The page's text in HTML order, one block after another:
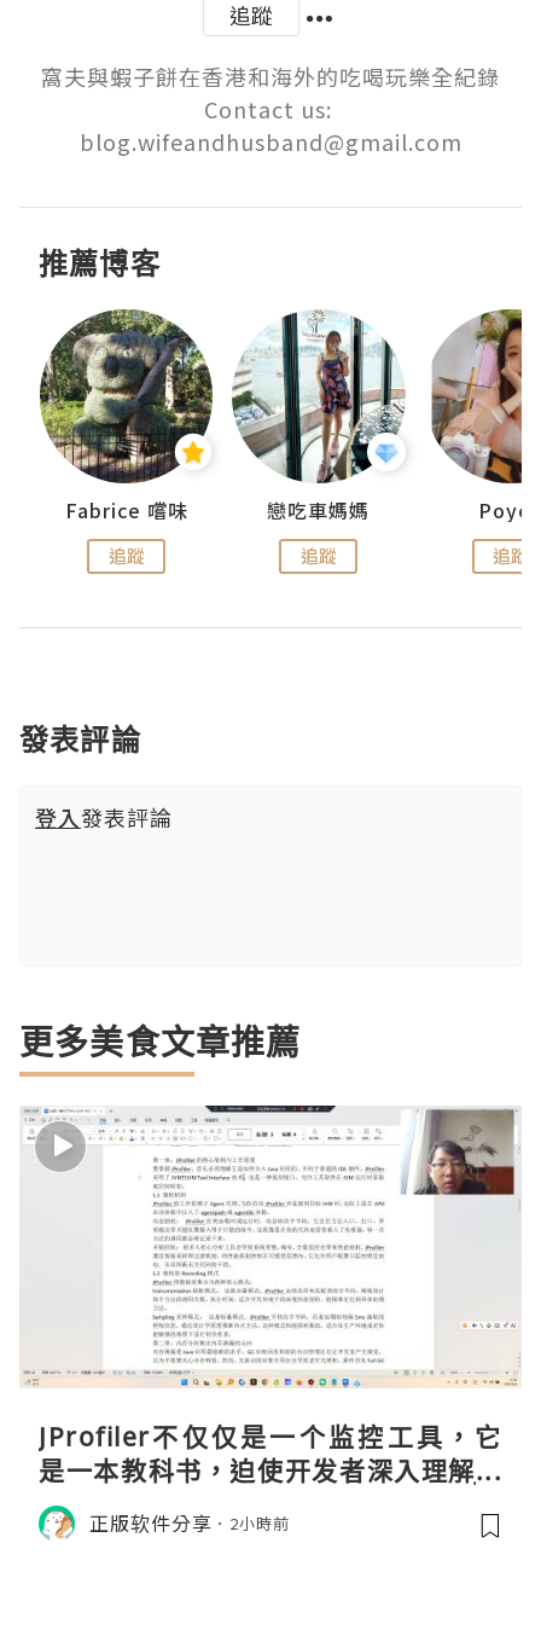
追蹤
窩夫與蝦子餅在香港和海外的吃喝玩樂全紀錄
Contact us:
blog.wifeandhusband@gmail.com
推薦博客
Fabrice 嚐味
追蹤
戀吃車媽媽
追蹤 追蹤
發表評論
登入發表評論
更多美食文章推薦
JProfiler不仅仅是一个监控工具，它
是一本教科书，迫使开发者深入理解JV
M的内存模型、垃圾回收机制和并发原
理。通过直观的可视化数据，它将抽象
正版软件分享 2小時前